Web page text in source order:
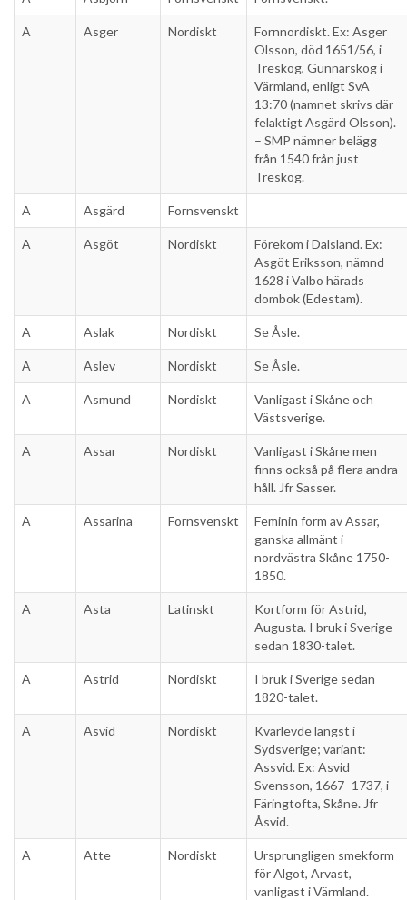
A Asger Nordiskt
Fornnordiskt. Ex: Asger
Olsson, död 1651/56, i
Treskog, Gunnarskog i
Värmland, enligt SvA
13:70 (namnet skrivs där
felaktigt Asgärd Olsson).
– SMP nämner belägg
från 1540 från just
Treskog.
A Asgärd Fornsvenskt
A Asgöt Nordiskt
Förekom i Dalsland. Ex:
Asgöt Eriksson, nämnd
1628 i Valbo härads
dombok (Edestam).
A Aslak Nordiskt Se Åsle.
A Aslev Nordiskt Se Åsle.
A Asmund Nordiskt
Vanligast i Skåne och
Västsverige.
A Assar Nordiskt
Vanligast i Skåne men
finns också på flera andra
håll. Jfr Sasser.
A Assarina Fornsvenskt
Feminin form av Assar,
ganska allmänt i
nordvästra Skåne 1750-
1850.
A Asta Latinskt
Kortform för Astrid,
Augusta. I bruk i Sverige
sedan 1830-talet.
A Astrid Nordiskt
I bruk i Sverige sedan
1820-talet.
A Asvid Nordiskt
Kvarlevde längst i
Sydsverige; variant:
Assvid. Ex: Asvid
Svensson, 1667–1737, i
Färingtofta, Skåne. Jfr
Åsvid.
A Atte Nordiskt
Ursprungligen smekform
för Algot, Arvast,
vanligast i Värmland.